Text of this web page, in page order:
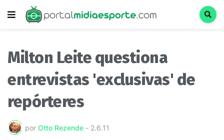
Milton Leite questiona
entrevistas 'exclusivas' de
repórteres
por Otto Rezende - 2.6.11